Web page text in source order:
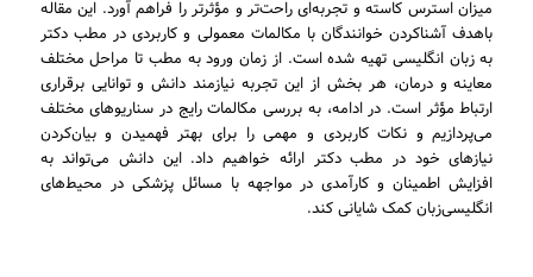
میزان استرس کاسته و تجربه‌ای راحت‌تر و مؤثرتر را فراهم آورد. این مقاله
باهدف آشناکردن خوانندگان با مکالمات معمولی و کاربردی در مطب دکتر
به زبان انگلیسی تهیه شده است. از زمان ورود به مطب تا مراحل مختلف
معاینه و درمان، هر بخش از این تجربه نیازمند دانش و توانایی برقراری
ارتباط مؤثر است. در ادامه، به بررسی مکالمات رایج در سناریوهای مختلف
می‌پردازیم و نکات کاربردی و مهمی را برای بهتر فهمیدن و بیان‌کردن
نیازهای خود در مطب دکتر ارائه خواهیم داد. این دانش می‌تواند به
افزایش اطمینان و کارآمدی در مواجهه با مسائل پزشکی در محیط‌های
انگلیسی‌زبان کمک شایانی کند.